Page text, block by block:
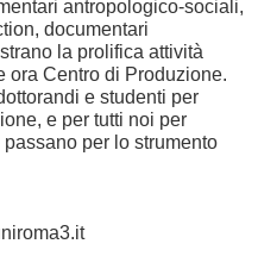
antropologico-sociali,
documentari
la prolifica attività
ora Centro di Produzione.
e studenti per
e per tutti noi per
per lo strumento